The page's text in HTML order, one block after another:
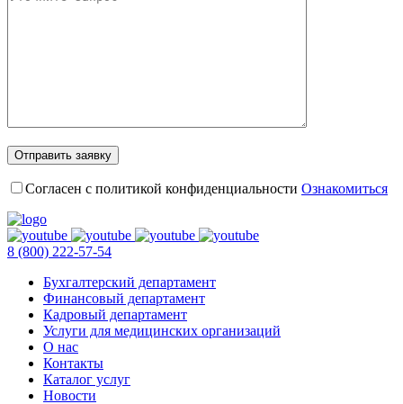
Согласен с политикой конфиденциальности Ознакомиться
8 (800) 222-57-54
Бухгалтерский департамент
Финансовый департамент
Кадровый департамент
Услуги для медицинских организаций
О нас
Контакты
Каталог услуг
Новости